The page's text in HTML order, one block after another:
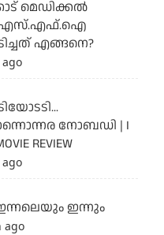
മെഡിക്കൽ
എസ്.എഫ്.ഐ
എങ്ങനെ?
ago
നോബഡി | I
REVIEW
ago
ഇന്നും
ago